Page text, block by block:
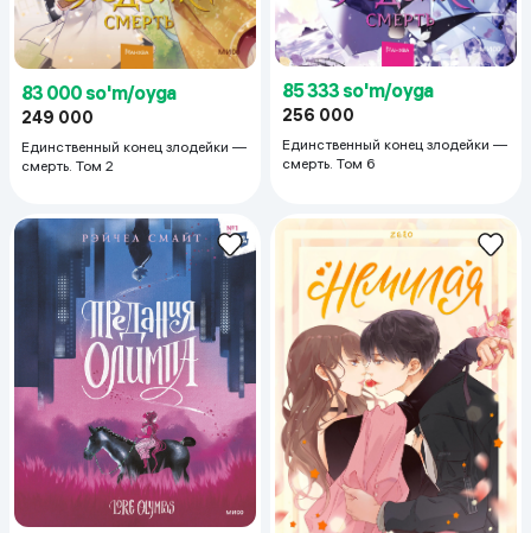
83 000 so'm/oyga
249 000
Единственный конец злодейки —
смерть. Том 2
85 333 so'm/oyga
256 000
Единственный конец злодейки —
смерть. Том 6